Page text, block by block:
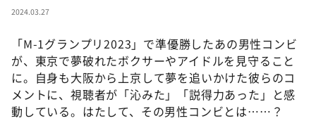
～人生密着トークバラエティ！～ やすとものいたっ
て真剣です
探偵！ナイトスクープ
news おかえり
河合＆A.B.C-Z塚田×福井アナ「なんでやねん！？」
（news おかえり）
DAIGOも台所 ～きょうの献立 何にする？～
2024.03.27
「M-1グランプリ2023」で準優勝したあの男性コンビ
が、東京で夢破れたボクサーやアイドルを見守ること
に。自身も大阪から上京して夢を追いかけた彼らのコ
メントに、視聴者が「沁みた」「説得力あった」と感
動している。はたして、その男性コンビとは……？